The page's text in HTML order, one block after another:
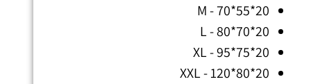
M - 70*55*20
L - 80*70*20
XL - 95*75*20
XXL - 120*80*20